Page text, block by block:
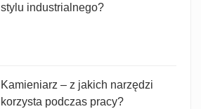
stylu industrialnego?
Kamieniarz – z jakich narzędzi
korzysta podczas pracy?